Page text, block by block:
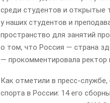
среди студентов и открытые
у наших студентов и
пространство для занятий
о том, что Россия — страна
— прокомментировала ректор
Как отметили в пресс-
спорта в России: 14 его